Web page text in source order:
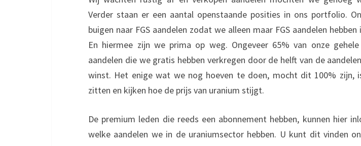
Verder staan er een aantal openstaande posities in ons portfolio.
buigen naar FGS aandelen zodat we alleen maar FGS aandelen
En hiermee zijn we prima op weg. Ongeveer 65% van onze
aandelen die we gratis hebben verkregen door de helft van de
winst. Het enige wat we nog hoeven te doen, mocht dit 100% zijn,
zitten en kijken hoe de prijs van uranium stijgt.
De premium leden die reeds een abonnement hebben, kunnen hier
welke aandelen we in de uraniumsector hebben. U kunt dit vinden